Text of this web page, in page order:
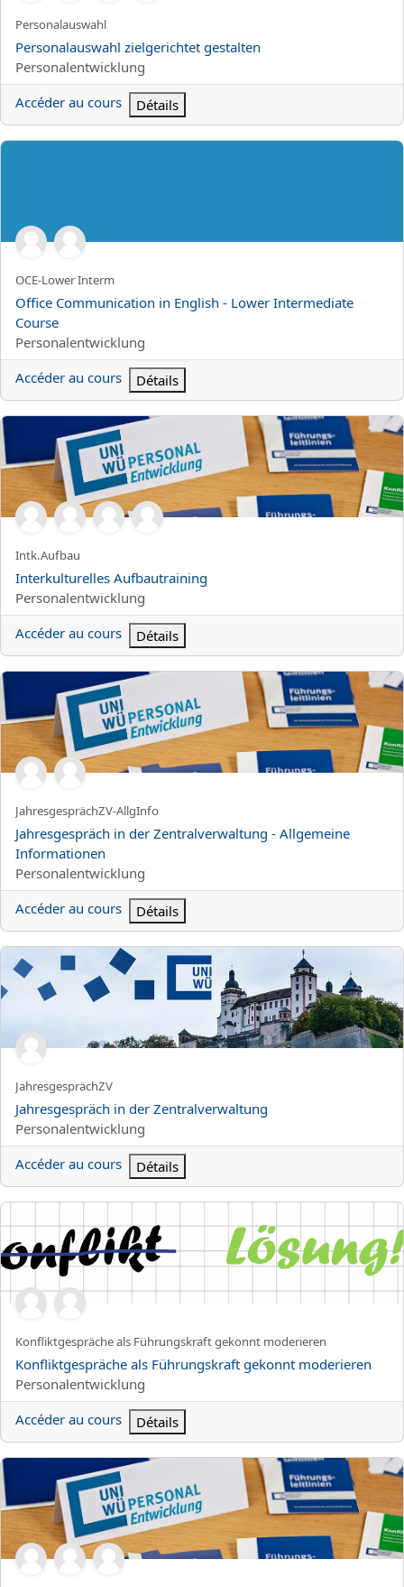
Nom abrégé du cours
Personalauswahl
Nom du cours
Personalauswahl zielgerichtet gestalten
Catégorie de cours
Personalentwicklung
Accéder au cours
Détails
Office Communication in English - Lower Intermediate Course
Nom abrégé du cours
OCE-Lower Interm
Nom du cours
Office Communication in English - Lower Intermediate
Course
Catégorie de cours
Personalentwicklung
Accéder au cours
Détails
Interkulturelles Aufbautraining
Nom abrégé du cours
Intk.Aufbau
Nom du cours
Interkulturelles Aufbautraining
Catégorie de cours
Personalentwicklung
Accéder au cours
Détails
Jahresgespräch in der Zentralverwaltung - Allgemeine
Nom abrégé du cours
JahresgesprächZV-AllgInfo
Nom du cours
Jahresgespräch in der Zentralverwaltung - Allgemeine
Informationen
Catégorie de cours
Personalentwicklung
Accéder au cours
Détails
Jahresgespräch in der Zentralverwaltung
Nom abrégé du cours
JahresgesprächZV
Nom du cours
Jahresgespräch in der Zentralverwaltung
Catégorie de cours
Personalentwicklung
Accéder au cours
Détails
Konfliktgespräche als Führungskraft gekonnt moderieren
Nom abrégé du cours
Konfliktgespräche als Führungskraft gekonnt moderieren
Nom du cours
Konfliktgespräche als Führungskraft gekonnt moderieren
Catégorie de cours
Personalentwicklung
Accéder au cours
Détails
UNIversInternational